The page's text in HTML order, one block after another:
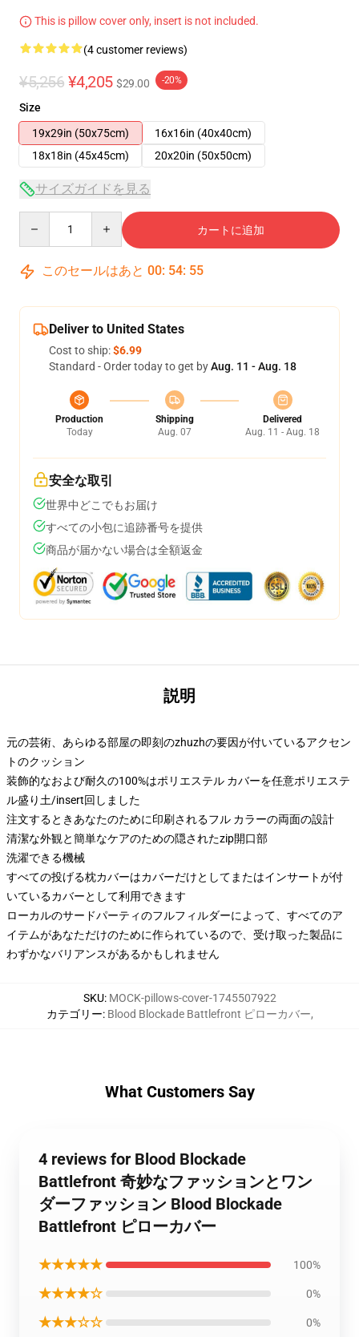
This is pillow cover only, insert is not included.
(4 customer reviews)
¥5,256 ¥4,205 $29.00 -20%
Size
19x29in (50x75cm)
16x16in (40x40cm)
18x18in (45x45cm)
20x20in (50x50cm)
サイズガイドを見る
カートに追加
このセールはあと 00: 54: 55
Deliver to United States
Cost to ship:$6.99
Standard - Order today to get byAug. 11 - Aug. 18
Production
Today
Shipping
Aug. 07
Delivered
Aug. 11 - Aug. 18
安全な取引
世界中どこでもお届け
すべての小包に追跡番号を提供
商品が届かない場合は全額返金
説明
元の芸術、あらゆる部屋の即刻のzhuzhの要因が付いているアクセン
トのクッション
装飾的なおよび耐久の100%はポリエステル カバーを任意ポリエステ
ル盛り土/insert回しました
注文するときあなたのために印刷されるフル カラーの両面の設計
清潔な外観と簡単なケアのための隠されたzip開口部
洗濯できる機械
すべての投げる枕カバーはカバーだけとしてまたはインサートが付
いているカバーとして利用できます
ローカルのサードパーティのフルフィルダーによって、すべてのア
イテムがあなただけのために作られているので、受け取った製品に
わずかなバリアンスがあるかもしれません
SKU: MOCK-pillows-cover-1745507922
カテゴリー: Blood Blockade Battlefront ピローカバー,
What Customers Say
4 reviews for Blood Blockade
Battlefront 奇妙なファッションとワン
ダーファッション Blood Blockade
Battlefront ピローカバー
★★★★★ 100%
★★★★☆ 0%
★★★☆☆ 0%